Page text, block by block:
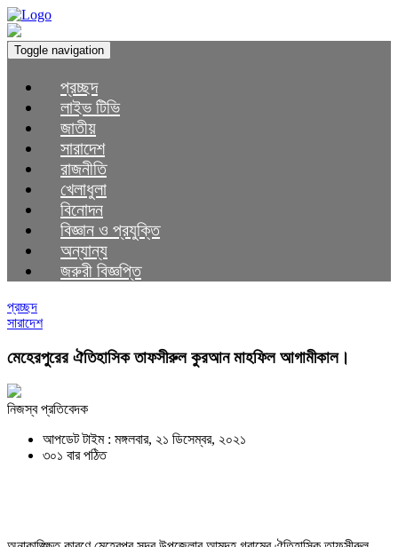
Toggle navigation
প্রচ্ছদ
লাইভ টিভি
জাতীয়
সারাদেশ
রাজনীতি
খেলাধুলা
বিনোদন
বিজ্ঞান ও প্রযুক্তি
অন্যান্য
জরুরী বিজ্ঞপ্তি
প্রচ্ছদ
সারাদেশ
মেহেরপুরের ঐতিহাসিক তাফসীরুল কুরআন মাহফিল আগামীকাল।
নিজস্ব প্রতিবেদক
আপডেট টাইম : মঙ্গলবার, ২১ ডিসেম্বর, ২০২১
৩০১ বার পঠিত